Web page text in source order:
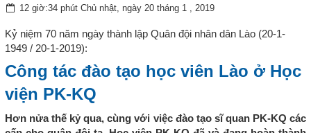
12 giờ:34 phút Chủ nhật, ngày 20 tháng 1 , 2019
Kỷ niệm 70 năm ngày thành lập Quân đội nhân dân Lào (20-1-
1949 / 20-1-2019):
Công tác đào tạo học viên Lào ở Học
viện PK-KQ
Hơn nửa thế kỷ qua, cùng với việc đào tạo sĩ quan PK-KQ các